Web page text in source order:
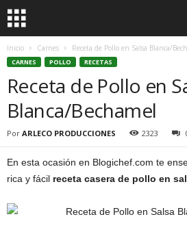
Inicio Carnes Receta de Pollo en Salsa Blanca/
CARNES POLLO RECETAS
Receta de Pollo en
Blanca/Bechamel
Por ARLECO PRODUCCIONES 2323
En esta ocasión en Blogichef.com te
rica y fácil receta casera de pollo en